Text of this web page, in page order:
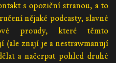
s opoziční stranou, a to
nějaké podcasty, slavné
proudy, které těmto
(ale znají je a nestrawmanují
a načerpat pohled druhé